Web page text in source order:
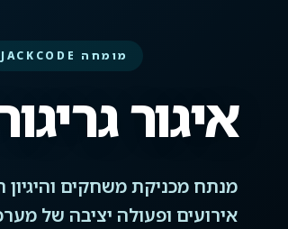
מומחה JACKCODE
איגור
מנתח מכניקת משחקים והיגיון
אירועים ופעולה יציבה של